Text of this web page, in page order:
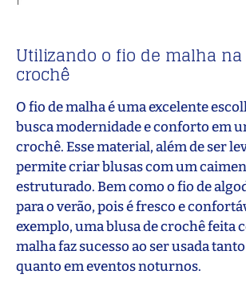
Utilizando o fio de malha
crochê
O fio de malha é uma excelente
busca modernidade e conforto em
crochê. Esse material, além de ser
permite criar blusas com um
estruturado. Bem como o fio de
para o verão, pois é fresco e
exemplo, uma blusa de crochê feita
malha faz sucesso ao ser usada
quanto em eventos noturnos.